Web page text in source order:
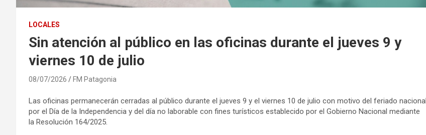
LOCALES
Sin atención al público en las oficinas durante el jueves 9 y
viernes 10 de julio
08/07/2026 FM Patagonia
Las oficinas permanecerán cerradas al público durante el jueves 9 y el viernes 10 de julio con motivo del feriado nacional
por el Día de la Independencia y del día no laborable con fines turísticos establecido por el Gobierno Nacional mediante
la Resolución 164/2025.